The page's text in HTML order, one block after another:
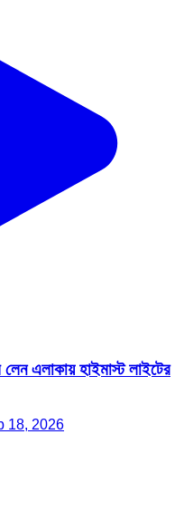
এলাকায় হাইমাস্ট লাইটের
18, 2026